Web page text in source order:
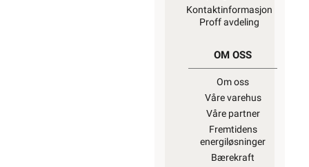
Kontaktinformasjon
Proff avdeling
OM OSS
Om oss
Våre varehus
Våre partner
Fremtidens
energiløsninger
Bærekraft